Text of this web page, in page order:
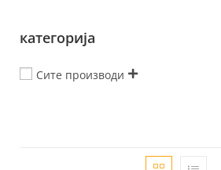
категорија
Сите производи